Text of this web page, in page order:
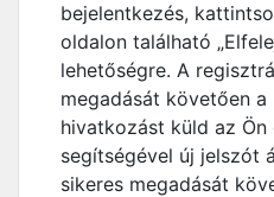
bejelentkezés,
oldalon található
lehetőségre. A
megadását követően
hivatkozást küld az
segítségével új jelszót
sikeres megadását